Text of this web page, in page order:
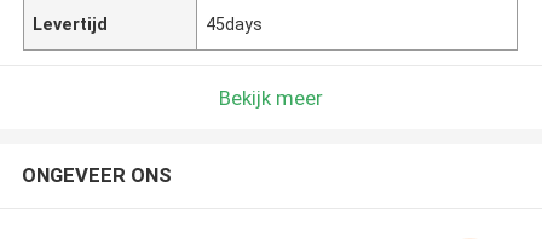
Levertijd 45days
Bekijk meer
ONGEVEER ONS